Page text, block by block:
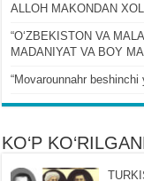
ALLOH MAKONDAN
“OʻZBEKISTON VA
MADANIYAT VA BOY
“Movarounnahr
KO‘P